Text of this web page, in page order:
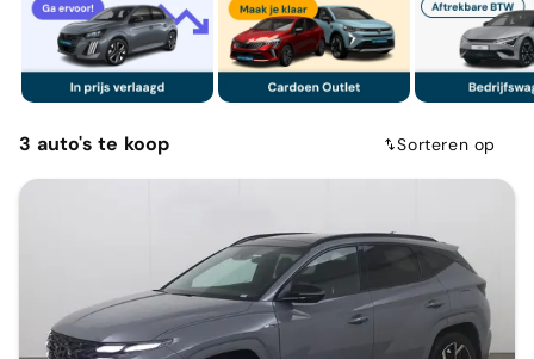
3 auto'ste koop Sorteren op